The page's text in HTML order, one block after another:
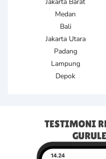
Jakarta Barat
Medan
Bali
Jakarta Utara
Padang
Lampung
Depok
TESTIMONI